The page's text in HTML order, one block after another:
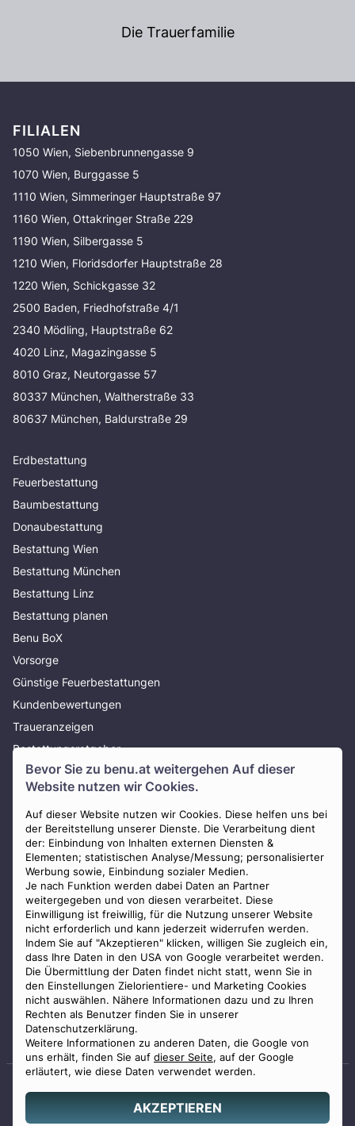
Bevor Sie zu benu.at weitergehen Auf dieser
Website nutzen wir Cookies.
Auf dieser Website nutzen wir Cookies. Diese helfen uns bei
der Bereitstellung unserer Dienste. Die Verarbeitung dient
der: Einbindung von Inhalten externen Diensten &
Elementen; statistischen Analyse/Messung; personalisierter
Werbung sowie, Einbindung sozialer Medien.
Je nach Funktion werden dabei Daten an Partner
weitergegeben und von diesen verarbeitet. Diese
Einwilligung ist freiwillig, für die Nutzung unserer Website
nicht erforderlich und kann jederzeit widerrufen werden.
Indem Sie auf "Akzeptieren" klicken, willigen Sie zugleich ein,
dass Ihre Daten in den USA von Google verarbeitet werden.
Die Übermittlung der Daten findet nicht statt, wenn Sie in
den Einstellungen Zielorientiere- und Marketing Cookies
nicht auswählen. Nähere Informationen dazu und zu Ihren
Rechten als Benutzer finden Sie in unserer
Datenschutzerklärung.
Weitere Informationen zu anderen Daten, die Google von
uns erhält, finden Sie auf dieser Seite, auf der Google
erläutert, wie diese Daten verwendet werden.
AKZEPTIEREN
Die Trauerfamilie
FILIALEN
1050 Wien, Siebenbrunnengasse 9
1070 Wien, Burggasse 5
1110 Wien, Simmeringer Hauptstraße 97
1160 Wien, Ottakringer Straße 229
1190 Wien, Silbergasse 5
1210 Wien, Floridsdorfer Hauptstraße 28
1220 Wien, Schickgasse 32
2500 Baden, Friedhofstraße 4/1
2340 Mödling, Hauptstraße 62
4020 Linz, Magazingasse 5
8010 Graz, Neutorgasse 57
80337 München, Waltherstraße 33
80637 München, Baldurstraße 29
Erdbestattung
Feuerbestattung
Baumbestattung
Donaubestattung
Bestattung Wien
Bestattung München
Bestattung Linz
Bestattung planen
Benu BoX
Vorsorge
Günstige Feuerbestattungen
Kundenbewertungen
Traueranzeigen
Bestattungsratgeber
Über uns
Presse
AGB
Impressum
Datenschutz
Widerrufsbelehrung
Zahlungsmöglichkeiten
Staatlich geprüfter
© 2026 Benu GmbH. Alle Rechte vorbehalten.